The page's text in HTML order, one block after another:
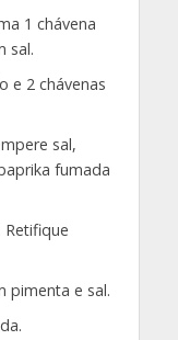
1 chávena
sal.
e 2 chávenas
sal,
fumada
Retifique
pimenta e sal.